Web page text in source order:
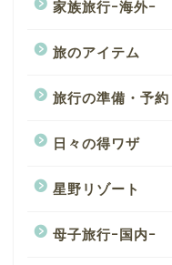
家族旅行ｰ海外ｰ
旅のアイテム
旅行の準備・予約
日々の得ワザ
星野リゾート
母子旅行ｰ国内ｰ